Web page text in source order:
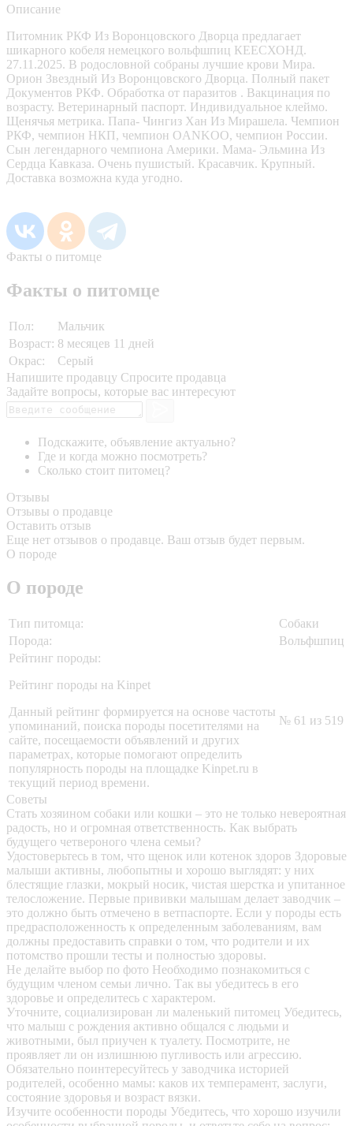
Описание
Питомник РКФ Из Воронцовского Дворца предлагает
шикарного кобеля немецкого вольфшпиц КЕЕСХОНД.
27.11.2025. В родословной собраны лучшие крови Мира.
Орион Звездный Из Воронцовского Дворца. Полный пакет
Документов РКФ. Обработка от паразитов . Вакцинация по
возрасту. Ветеринарный паспорт. Индивидуальное клеймо.
Щенячья метрика. Папа- Чингиз Хан Из Мирашела. Чемпион
РКФ, чемпион НКП, чемпион OANKOO, чемпион России.
Сын легендарного чемпиона Америки. Мама- Эльмина Из
Сердца Кавказа. Очень пушистый. Красавчик. Крупный.
Доставка возможна куда угодно.
Факты о питомце
Факты о питомце
Пол:
Мальчик
Возраст: 8 месяцев 11 дней
Окрас:
Серый
Напишите продавцу Спросите продавца
Задайте вопросы, которые вас интересуют
Подскажите, объявление актуально?
Где и когда можно посмотреть?
Сколько стоит питомец?
Отзывы
Отзывы о продавце
Оставить отзыв
Еще нет отзывов о продавце. Ваш отзыв будет первым.
О породе
О породе
Тип питомца:
Собаки
Порода:
Вольфшпиц
Рейтинг породы:
Рейтинг породы на Kinpet
Данный рейтинг формируется на основе частоты
упоминаний, поиска породы посетителями на
сайте, посещаемости объявлений и других
параметрах, которые помогают определить
популярность породы на площадке Kinpet.ru в
текущий период времени.
№ 61 из 519
Советы
Стать хозяином собаки или кошки – это не только невероятная
радость, но и огромная ответственность. Как выбрать
будущего четвероного члена семьи?
Удостоверьтесь в том, что щенок или котенок здоров Здоровые
малыши активны, любопытны и хорошо выглядят: у них
блестящие глазки, мокрый носик, чистая шерстка и упитанное
телосложение. Первые прививки малышам делает заводчик –
это должно быть отмечено в ветпаспорте. Если у породы есть
предрасположенность к определенным заболеваниям, вам
должны предоставить справки о том, что родители и их
потомство прошли тесты и полностью здоровы.
Не делайте выбор по фото Необходимо познакомиться с
будущим членом семьи лично. Так вы убедитесь в его
здоровье и определитесь с характером.
Уточните, социализирован ли маленький питомец Убедитесь,
что малыш с рождения активно общался с людьми и
животными, был приучен к туалету. Посмотрите, не
проявляет ли он излишнюю пугливость или агрессию.
Обязательно поинтересуйтесь у заводчика историей
родителей, особенно мамы: каков их темперамент, заслуги,
состояние здоровья и возраст вязки.
Изучите особенности породы Убедитесь, что хорошо изучили